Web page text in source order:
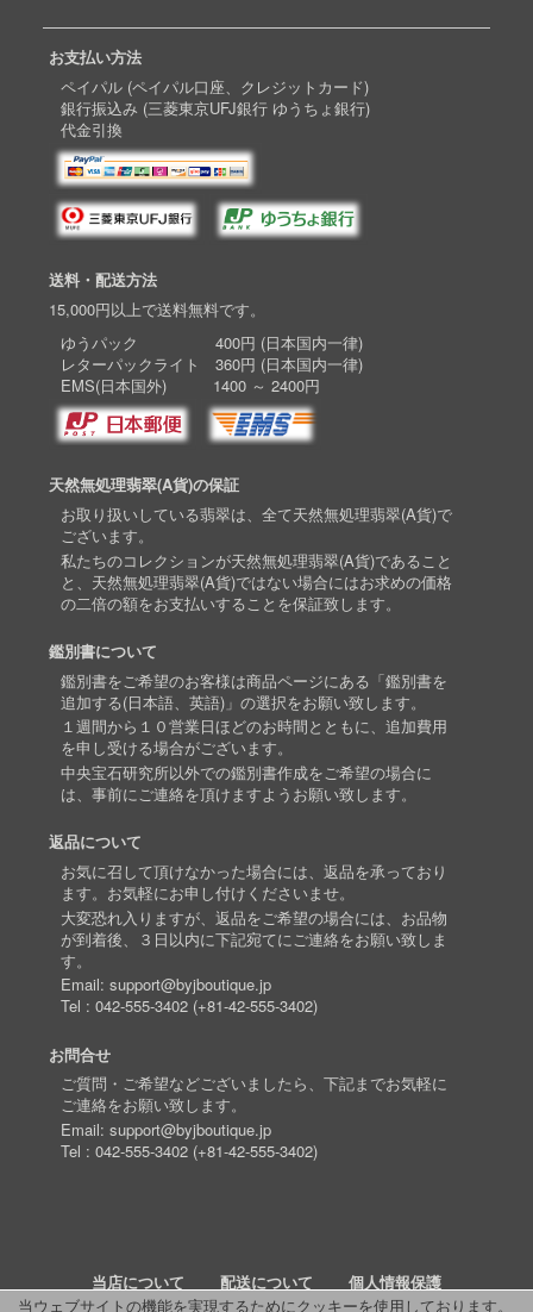
当ウェブサイトの機能を実現するためにクッキーを使用しております。
お支払い方法
ペイパル (ペイパル口座、クレジットカード)
銀行振込み (三菱東京UFJ銀行 ゆうちょ銀行)
代金引換
送料・配送方法
15,000円以上で送料無料です。
ゆうパック 400円 (日本国内一律)
レターパックライト 360円 (日本国内一律)
EMS(日本国外) 1400 ～ 2400円
天然無処理翡翠(A貨)の保証
お取り扱いしている翡翠は、全て天然無処理翡翠(A貨)で
ございます。
私たちのコレクションが天然無処理翡翠(A貨)であること
と、天然無処理翡翠(A貨)ではない場合にはお求めの価格
の二倍の額をお支払いすることを保証致します。
鑑別書について
鑑別書をご希望のお客様は商品ページにある「鑑別書を
追加する(日本語、英語)」の選択をお願い致します。
１週間から１０営業日ほどのお時間とともに、追加費用
を申し受ける場合がございます。
中央宝石研究所以外での鑑別書作成をご希望の場合に
は、事前にご連絡を頂けますようお願い致します。
返品について
お気に召して頂けなかった場合には、返品を承っており
ます。お気軽にお申し付けくださいませ。
大変恐れ入りますが、返品をご希望の場合には、お品物
が到着後、３日以内に下記宛てにご連絡をお願い致しま
す。
Email: support@byjboutique.jp
Tel : 042-555-3402(+81-42-555-3402)
お問合せ
ご質問・ご希望などございましたら、下記までお気軽に
ご連絡をお願い致します。
Email: support@byjboutique.jp
Tel : 042-555-3402(+81-42-555-3402)
当店について 配送について 個人情報保護